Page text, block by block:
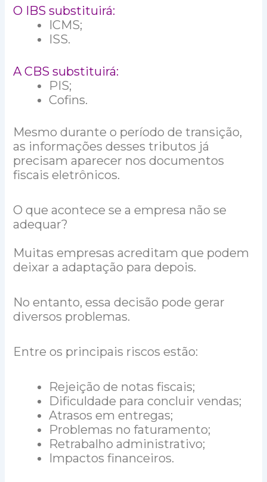
O IBS substituirá:
ICMS;
ISS.
A CBS substituirá:
PIS;
Cofins.
Mesmo durante o período de transição,
as informações desses tributos já
precisam aparecer nos documentos
fiscais eletrônicos.
O que acontece se a empresa não se
adequar?
Muitas empresas acreditam que podem
deixar a adaptação para depois.
No entanto, essa decisão pode gerar
diversos problemas.
Entre os principais riscos estão:
Rejeição de notas fiscais;
Dificuldade para concluir vendas;
Atrasos em entregas;
Problemas no faturamento;
Retrabalho administrativo;
Impactos financeiros.